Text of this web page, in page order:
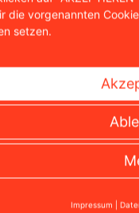
die vorgenannten
setzen.
Impressum